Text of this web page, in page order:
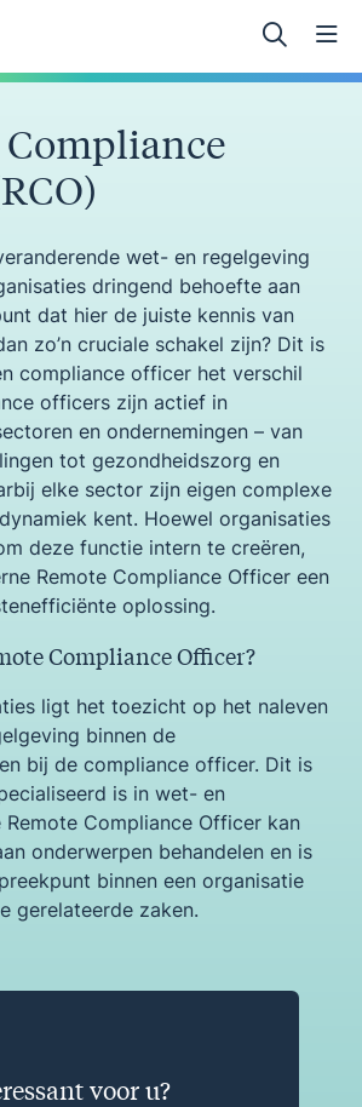
wet- en regelgeving
dringend behoefte aan
dat hier de juiste kennis van
zo’n cruciale schakel zijn? Dit is
compliance officer het verschil
officers zijn actief in
en ondernemingen – van
tot gezondheidszorg en
elke sector zijn eigen complexe
kent. Hoewel organisaties
deze functie intern te creëren,
Remote Compliance Officer een
oplossing.
Compliance Officer?
ligt het toezicht op het naleven
binnen de
bij de compliance officer. Dit is
is in wet- en
Remote Compliance Officer kan
onderwerpen behandelen en is
binnen een organisatie
gerelateerde zaken.
voor u?